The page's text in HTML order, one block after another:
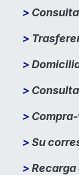
​>
​>
​>
​>
​>
​>Su
​>